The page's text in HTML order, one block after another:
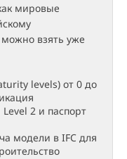
мировые
можно взять уже
levels) от 0 до
2 и паспорт
модели в IFC для